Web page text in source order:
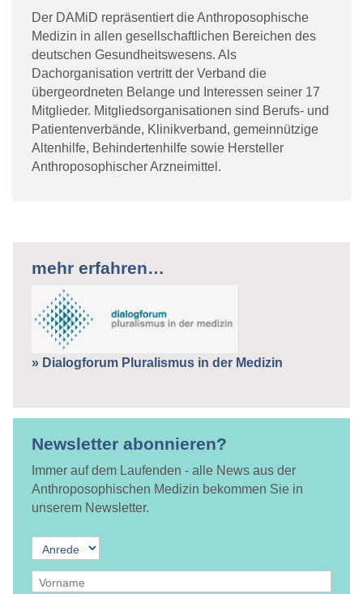
Der DAMiD repräsentiert die Anthroposophische
Medizin in allen gesellschaftlichen Bereichen des
deutschen Gesundheitswesens. Als
Dachorganisation vertritt der Verband die
übergeordneten Belange und Interessen seiner 17
Mitglieder. Mitgliedsorganisationen sind Berufs- und
Patientenverbände, Klinikverband, gemeinnützige
Altenhilfe, Behindertenhilfe sowie Hersteller
Anthroposophischer Arzneimittel.
mehr erfahren…
» Dialogforum Pluralismus in der Medizin
Newsletter abonnieren?
Immer auf dem Laufenden - alle News aus der
Anthroposophischen Medizin bekommen Sie in
unserem Newsletter.